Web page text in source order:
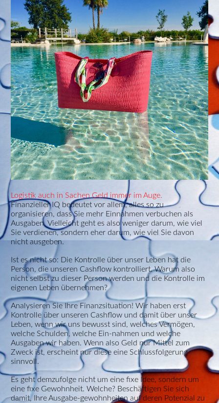
Logistik auch in Sachen Geld immer im Auge.
Finanzieller IQ bedeutet vor allem, alles so zu
organisieren, dass Sie mehr Einnahmen verbuchen als
Ausgaben. Vielleicht geht es also weniger darum, wie viel
Sie verdienen, sondern eher darum, wie viel Sie davon
nicht ausgeben.
Ist es nicht so: Die Kontrolle über unser Leben hat die
Person, die unseren Cashflow kontrolliert. Warum also
nicht selbst zu dieser Person werden und die Kontrolle im
eigenen Leben übernehmen?
Analysieren Sie Ihre Finanzsituation! Wir haben erst
Kontrolle über unseren Cashflow und damit über unser
Leben, wenn wir uns bewusst sind, welches Vermögen,
welche Schulden, welche Ein-nahmen und welche
Ausgaben wir haben. Wenn also Geld nur Mittel zum
Zweck ist, erscheint nur diese eine Schlussfolgerung
sinnvoll.
Es geht demzufolge nicht um eine fixe Idee, sondern um
eine fixe Gewohnheit. Welche? Beschäftigen Sie sich
damit, Ihre Ausgabe-gewohnheiten auf deren Potenzial zu